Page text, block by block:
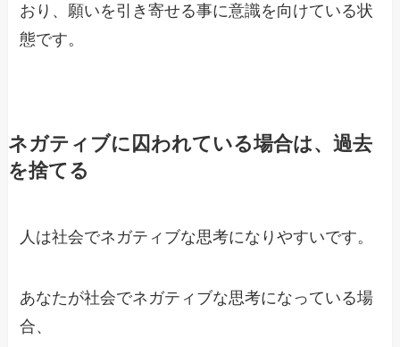
おり、願いを引き寄せる事に意識を向けている状
態です。
ネガティブに囚われている場合は、過去
を捨てる
人は社会でネガティブな思考になりやすいです。
あなたが社会でネガティブな思考になっている場
合、